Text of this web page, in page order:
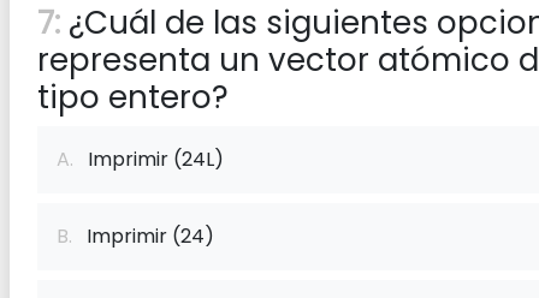
7: ¿Cuál de las siguientes
representa un vector atómico
tipo entero?
A. Imprimir (24L)
B. Imprimir (24)